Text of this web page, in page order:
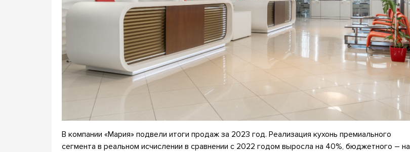
В компании «Мария» подвели итоги продаж за 2023 год. Реализация кухонь премиального
сегмента в реальном исчислении в сравнении с 2022 годом выросла на 40%, бюджетного – на